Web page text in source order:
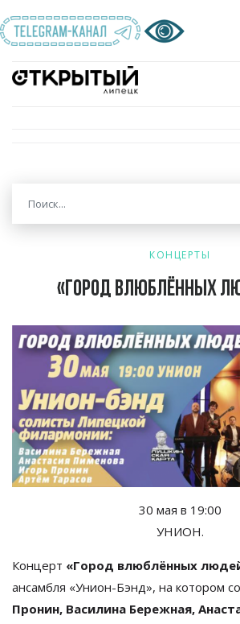
КОНЦЕРТЫ
«Город влюблённых
30 мая в 19:00
УНИОН.
Концерт «Город влюблённых
ансамбля «Унион-Бэнд», на котором
Пронин, Василина Бережная,